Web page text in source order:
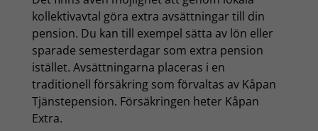
kollektivavtal göra extra avsättningar till din
pension. Du kan till exempel sätta av lön eller
sparade semesterdagar som extra pension
istället. Avsättningarna placeras i en
traditionell försäkring som förvaltas av Kåpan
Tjänstepension. Försäkringen heter Kåpan
Extra.